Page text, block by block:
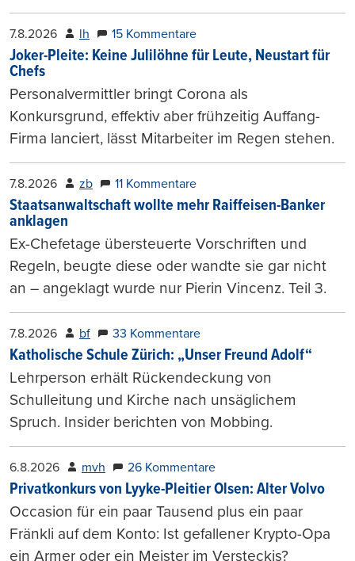
7.8.2026 lh 15 Kommentare
Joker-Pleite: Keine Julilöhne für Leute, Neustart für
Chefs
Personalvermittler bringt Corona als
Konkursgrund, effektiv aber frühzeitig Auffang-
Firma lanciert, lässt Mitarbeiter im Regen stehen.
7.8.2026 zb 11 Kommentare
Staatsanwaltschaft wollte mehr Raiffeisen-Banker
anklagen
Ex-Chefetage übersteuerte Vorschriften und
Regeln, beugte diese oder wandte sie gar nicht
an – angeklagt wurde nur Pierin Vincenz. Teil 3.
7.8.2026 bf 33 Kommentare
Katholische Schule Zürich: „Unser Freund Adolf“
Lehrperson erhält Rückendeckung von
Schulleitung und Kirche nach unsäglichem
Spruch. Insider berichten von Mobbing.
6.8.2026 mvh 26 Kommentare
Privatkonkurs von Lyyke-Pleitier Olsen: Alter Volvo
Occasion für ein paar Tausend plus ein paar
Fränkli auf dem Konto: Ist gefallener Krypto-Opa
ein Armer oder ein Meister im Versteckis?